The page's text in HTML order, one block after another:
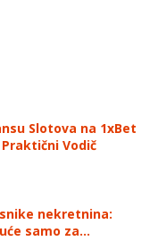
Slotova na 1xBet
Vodič
nekretnina:
samo za...